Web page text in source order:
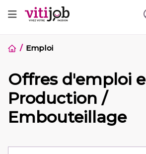
Emploi
Offres d'emploi
Production /
Embouteillage